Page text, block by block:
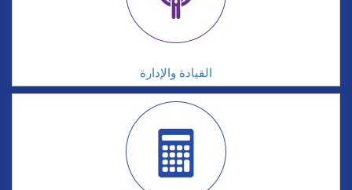
القيادة والإدارة